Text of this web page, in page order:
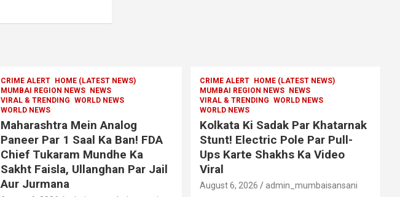
CRIME ALERT
HOME (LATEST NEWS)
MUMBAI REGION NEWS
NEWS
VIRAL & TRENDING WORLD NEWS
WORLD NEWS
Maharashtra Mein Analog
Paneer Par 1 Saal Ka Ban! FDA
Chief Tukaram Mundhe Ka
Sakht Faisla, Ullanghan Par Jail
Aur Jurmana
CRIME ALERT
HOME (LATEST NEWS)
MUMBAI REGION NEWS
NEWS
VIRAL & TRENDING WORLD NEWS
WORLD NEWS
Kolkata Ki Sadak Par Khatarnak
Stunt! Electric Pole Par Pull-
Ups Karte Shakhs Ka Video
Viral
August 6, 2026 admin_mumbaisansani